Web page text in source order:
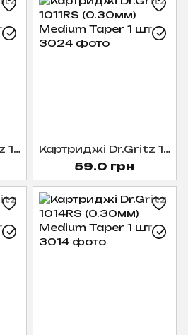
Картриджі Dr.Gritz 1009RS (0.30мм) Medium Taper 1 шт Картриджі Dr.Gritz 1011RS (0.30мм) Medium Taper 1 шт
59.0 грн